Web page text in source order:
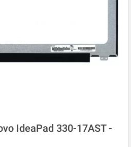
IdeaPad 330-17AST -